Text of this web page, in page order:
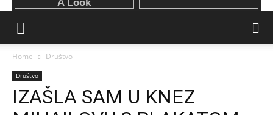
Home Društvo
Društvo
IZAŠLA SAM U KNEZ